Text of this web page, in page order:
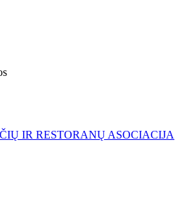
IR RESTORANŲ ASOCIACIJA